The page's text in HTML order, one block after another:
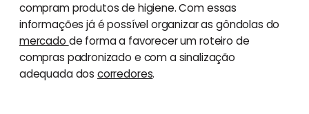
compram produtos de higiene. Com essas
informações já é possível organizar as gôndolas do
mercado de forma a favorecer um roteiro de
compras padronizado e com a sinalização
adequada dos corredores.